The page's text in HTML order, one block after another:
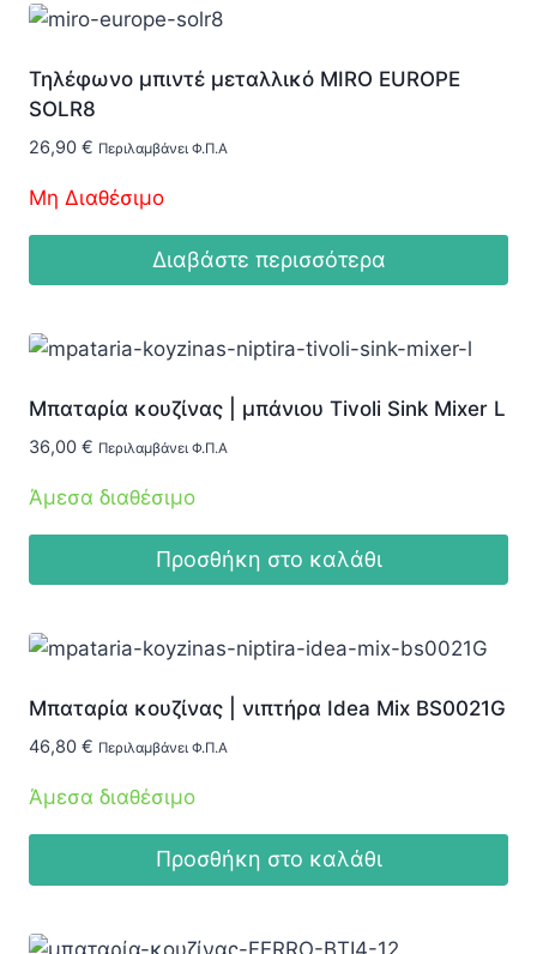
Τηλέφωνο μπιντέ μεταλλικό MIRO EUROPE
SOLR8
26,90 € Περιλαμβάνει Φ.Π.Α
Μη Διαθέσιμο
Διαβάστε περισσότερα
Μπαταρία κουζίνας | μπάνιου Tivoli Sink Mixer L
36,00 € Περιλαμβάνει Φ.Π.Α
Άμεσα διαθέσιμο
Προσθήκη στο καλάθι
Μπαταρία κουζίνας | νιπτήρα Idea Mix BS0021G
46,80 € Περιλαμβάνει Φ.Π.Α
Άμεσα διαθέσιμο
Προσθήκη στο καλάθι